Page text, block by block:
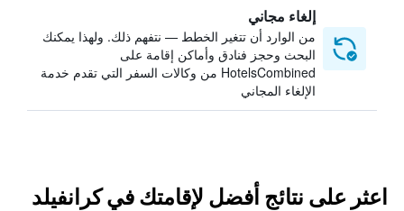
إلغاء مجاني
من الوارد أن تتغير الخطط — نتفهم ذلك. ولهذا يمكنك
البحث وحجز فنادق وأماكن إقامة على
HotelsCombined من وكالات السفر التي تقدم خدمة
الإلغاء المجاني
اعثر على نتائج أفضل لإقامتك في كرانفيلد